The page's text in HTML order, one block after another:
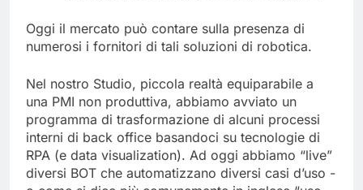
Oggi il mercato può contare sulla presenza di
numerosi i fornitori di tali soluzioni di robotica.
Nel nostro Studio, piccola realtà equiparabile a
una PMI non produttiva, abbiamo avviato un
programma di trasformazione di alcuni processi
interni di back office basandoci su tecnologie di
RPA (e data visualization). Ad oggi abbiamo “live”
diversi BOT che automatizzano diversi casi d’uso -